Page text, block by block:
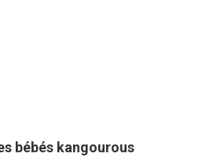
bébés kangourous